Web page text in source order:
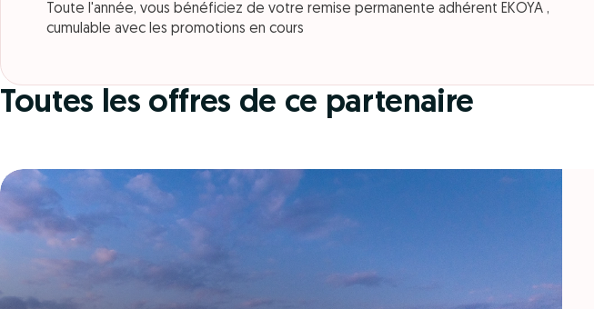
Toute l'année, vous bénéficiez de votre remise permanente adhérent EKOYA ,
cumulable avec les promotions en cours
Toutes les offres de ce partenaire